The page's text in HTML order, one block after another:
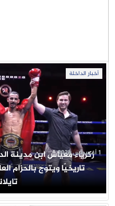
أخبار الداخلة
زكرياء معياش ابن مدينة
تاريخيًا ويتوج بالحزام
1 أغسطس 2026